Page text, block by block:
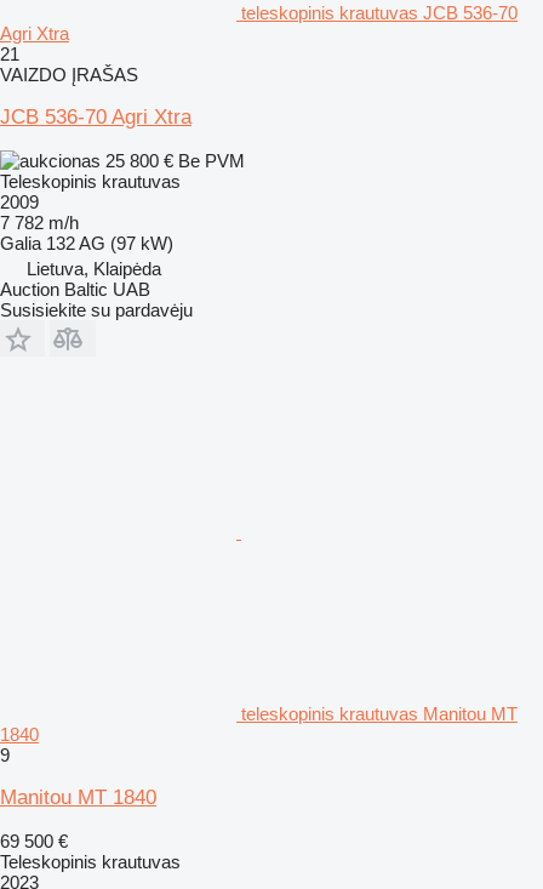
teleskopinis krautuvas JCB 536-70
Agri Xtra
21
VAIZDO ĮRAŠAS
JCB 536-70 Agri Xtra
25 800 € Be PVM
Teleskopinis krautuvas
2009
7 782 m/h
Galia 132 AG (97 kW)
Lietuva, Klaipėda
Auction Baltic UAB
Susisiekite su pardavėju
teleskopinis krautuvas Manitou MT
1840
9
Manitou MT 1840
69 500 €
Teleskopinis krautuvas
2023